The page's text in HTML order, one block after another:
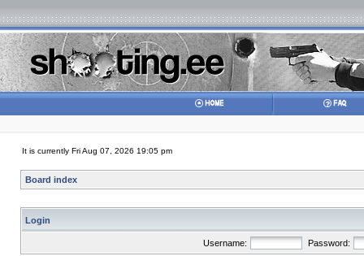
It is currently Fri Aug 07, 2026 19:05 pm
Board index
Login
Username: Password: